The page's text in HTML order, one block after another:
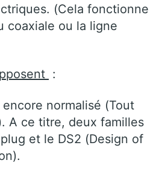
(Cela fonctionne
coaxiale ou la ligne
:
encore normalisé (Tout
A ce titre, deux familles
et le DS2 (Design of